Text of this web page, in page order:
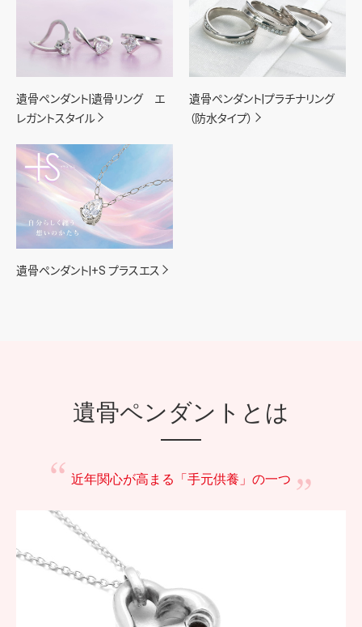
遺骨ペンダント|遺骨リング エ
レガントスタイル
遺骨ペンダント|プラチナリング
（防水タイプ）
遺骨ペンダント|+S プラスエス
遺骨ペンダントとは
近年関心が高まる 「手元供養」の一つ